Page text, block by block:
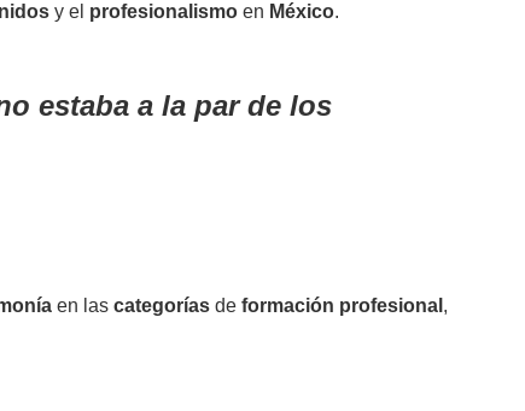
y el profesionalismo en México.
estaba a la par de los
en las categorías de formación profesional ,